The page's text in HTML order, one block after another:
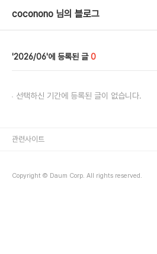
coconono 님의 블로그
2026/06 0
선택하신 기간에 등록된 글이 없습니다.
Copyright © Daum Corp. All rights reserved.
관련사이트